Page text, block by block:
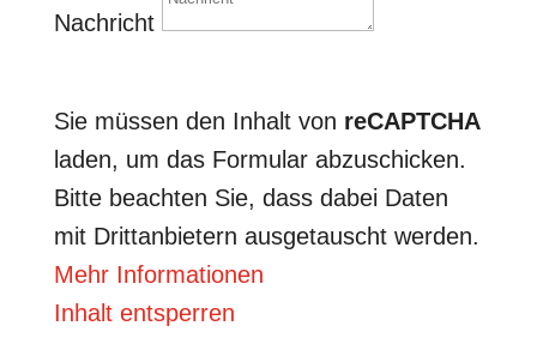
Nachricht
Sie müssen den Inhalt von reCAPTCHA
laden, um das Formular abzuschicken.
Bitte beachten Sie, dass dabei Daten
mit Drittanbietern ausgetauscht werden.
Mehr Informationen
Inhalt entsperren